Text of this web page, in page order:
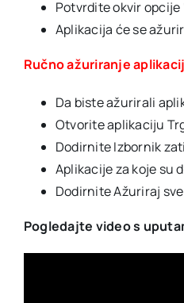
Potvrdite okvir opcije
Aplikacija će se
Ručno ažuriranje
Da biste ažurirali
Otvorite aplikaciju
Dodirnite Izbornik
Aplikacije za koje su
Dodirnite Ažuriraj
Pogledajte video s